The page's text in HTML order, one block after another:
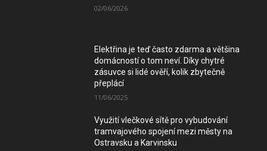
02/06/2026
Elektřina je teď často zdarma a většina
domácností o tom neví. Díky chytré
zásuvce si lidé ověří, kolik zbytečně
přeplácí
11/06/2025
Využití vlečkové sítě pro vybudování
tramvajového spojení mezi městy na
Ostravsku a Karvinsku